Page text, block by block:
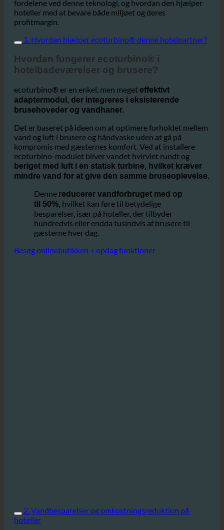
Denne artikel forklarer, hvordan ecoturbino fungerer,
fordelene ved denne teknologi, og hvordan den hjælper
hoteller med at bevare både miljøet og deres
profitmargin.
1. Hvordan hjælper ecoturbino® denne hotelpartner?
hotelbadeværelser og brusere?
ecoturbino® er en enkel, men meget
adaptermodul, der integreres i eksisterende
brusehoveder og vandhaner.
Det er baseret på ideen om at optimere forholdet mellem
vand og luft i brusere og håndvaske uden at gå på
kompromis med gæsternes komfort. Ved at installere
ecoturbino-modulet bliver vandet hvirvlet rundt og
beriget med luft i en statisk turbine, hvilket kræver
mindre vand for at give den samme bruseoplevelse.
Dennereducerer vandforbruget med op
til 50%, hvilket kan føre til betydelige
besparelser, især på hoteller, der tilbyder
hundredvis eller endda tusindvis af brusere til
gæsterne hver dag.